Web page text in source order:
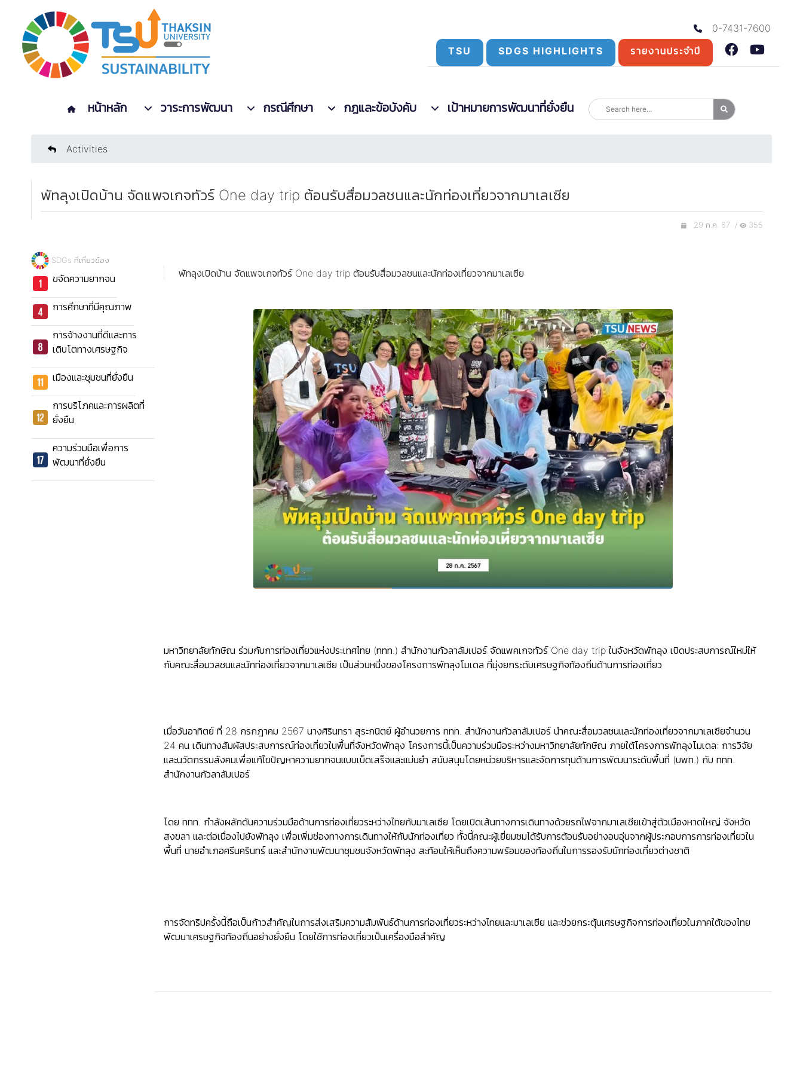
0-7431-7600
TSU
SDGS HIGHLIGHTS รายงานประจำปี
หน้าหลัก วาระการพัฒนา กรณีศึกษา กฎและข้อบังคับ เป้าหมายการพัฒนาที่ยั่งยืน
Activities
พัทลุงเปิดบ้าน จัดแพจเกจทัวร์ One day trip ต้อนรับสื่อมวลชนและนักท่องเที่ยวจากมาเลเซีย
29 ก.ค. 67 / 355
SDGs ที่เกี่ยวข้อง
ขจัดความยากจน
การศึกษาที่มีคุณภาพ
การจ้างงานที่ดีและการ
เติบโตทางเศรษฐกิจ
เมืองและชุมชนที่ยั่งยืน
การบริโภคและการผลิตที่
ยั่งยืน
ความร่วมมือเพื่อการ
พัฒนาที่ยั่งยืน
พัทลุงเปิดบ้าน จัดแพจเกจทัวร์ One day trip ต้อนรับสื่อมวลชนและนักท่องเที่ยวจากมาเลเซีย
มหาวิทยาลัยทักษิณ ร่วมกับการท่องเที่ยวแห่งประเทศไทย (ททท.) สำนักงานกัวลาลัมเปอร์ จัดแพคเกจทัวร์ One day trip ในจังหวัดพัทลุง เปิดประสบการณ์ใหม่ให้
กับคณะสื่อมวลชนและนักท่องเที่ยวจากมาเลเซีย เป็นส่วนหนึ่งของโครงการพัทลุงโมเดล ที่มุ่งยกระดับเศรษฐกิจท้องถิ่นด้านการท่องเที่ยว
เมื่อวันอาทิตย์ ที่ 28 กรกฎาคม 2567 นางศิรินทรา สุระกนิตย์ ผู้อำนวยการ ททท. สำนักงานกัวลาลัมเปอร์ นำคณะสื่อมวลชนและนักท่องเที่ยวจากมาเลเซียจำนวน
24 คน เดินทางสัมผัสประสบการณ์ท่องเที่ยวในพื้นที่จังหวัดพัทลุง โครงการนี้เป็นความร่วมมือระหว่างมหาวิทยาลัยทักษิณ ภายใต้โครงการพัทลุงโมเดล: การวิจัย
และนวัตกรรมสังคมเพื่อแก้ไขปัญหาความยากจนแบบเบ็ดเสร็จและแม่นยำ สนับสนุนโดยหน่วยบริหารและจัดการทุนด้านการพัฒนาระดับพื้นที่ (บพท.) กับ ททท.
สำนักงานกัวลาลัมเปอร์
โดย ททท. กำลังผลักดันความร่วมมือด้านการท่องเที่ยวระหว่างไทยกับมาเลเซีย โดยเปิดเส้นทางการเดินทางด้วยรถไฟจากมาเลเซียเข้าสู่ตัวเมืองหาดใหญ่ จังหวัด
สงขลา และต่อเนื่องไปยังพัทลุง เพื่อเพิ่มช่องทางการเดินทางให้กับนักท่องเที่ยว ทั้งนี้คณะผู้เยี่ยมชมได้รับการต้อนรับอย่างอบอุ่นจากผู้ประกอบการการท่องเที่ยวใน
พื้นที่ นายอำเภอศรีนครินทร์ และสำนักงานพัฒนาชุมชนจังหวัดพัทลุง สะท้อนให้เห็นถึงความพร้อมของท้องถิ่นในการรองรับนักท่องเที่ยวต่างชาติ
การจัดทริปครั้งนี้ถือเป็นก้าวสำคัญในการส่งเสริมความสัมพันธ์ด้านการท่องเที่ยวระหว่างไทยและมาเลเซีย และช่วยกระตุ้นเศรษฐกิจการท่องเที่ยวในภาคใต้ของไทย
พัฒนาเศรษฐกิจท้องถิ่นอย่างยั่งยืน โดยใช้การท่องเที่ยวเป็นเครื่องมือสำคัญ